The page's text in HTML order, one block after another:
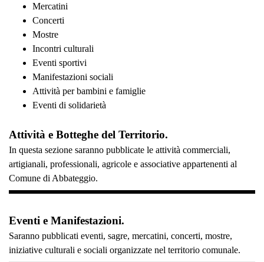
Mercatini
Concerti
Mostre
Incontri culturali
Eventi sportivi
Manifestazioni sociali
Attività per bambini e famiglie
Eventi di solidarietà
Attività e Botteghe del Territorio.
In questa sezione saranno pubblicate le attività commerciali,
artigianali, professionali, agricole e associative appartenenti al
Comune di Abbateggio.
Eventi e Manifestazioni.
Saranno pubblicati eventi, sagre, mercatini, concerti, mostre,
iniziative culturali e sociali organizzate nel territorio comunale.